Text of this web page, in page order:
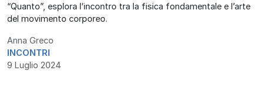
“Quanto”, esplora l’incontro tra la fisica fondamentale e l’arte
del movimento corporeo.
Anna Greco
INCONTRI
9 Luglio 2024